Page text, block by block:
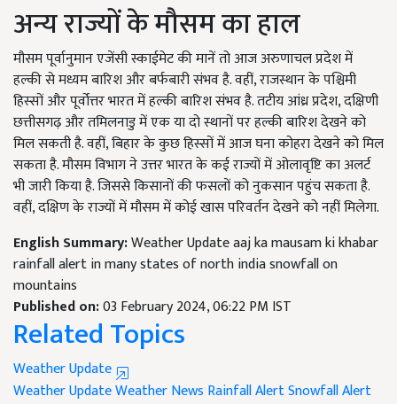
अन्य राज्यों के मौसम का हाल
मौसम पूर्वानुमान एजेंसी स्काईमेट की मानें तो आज अरुणाचल प्रदेश में
हल्की से मध्यम बारिश और बर्फबारी संभव है. वहीं, राजस्थान के पश्चिमी
हिस्सों और पूर्वोत्तर भारत में हल्की बारिश संभव है. तटीय आंध्र प्रदेश, दक्षिणी
छत्तीसगढ़ और तमिलनाडु में एक या दो स्थानों पर हल्की बारिश देखने को
मिल सकती है. वहीं, बिहार के कुछ हिस्सों में आज घना कोहरा देखने को मिल
सकता है. मौसम विभाग ने उत्तर भारत के कई राज्यों में ओलावृष्टि का अलर्ट
भी जारी किया है. जिससे किसानों की फसलों को नुकसान पहुंच सकता है.
वहीं, दक्षिण के राज्यों में मौसम में कोई खास परिवर्तन देखने को नहीं मिलेगा.
English Summary:Weather Update aaj ka mausam ki khabar
rainfall alert in many states of north india snowfall on
mountains
Published on:03 February 2024, 06:22 PM IST
Related Topics
Weather Update
Weather UpdateWeather News Rainfall AlertSnowfall Alert